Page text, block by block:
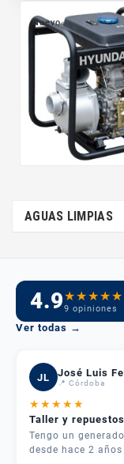
Nuevo
AGUAS LIMPIAS
4.9★★★★★
9 opiniones
Ver todas →
JL José Luis
📍 Córdoba
★★★★★
Taller y
Tengo un
desde hace 2